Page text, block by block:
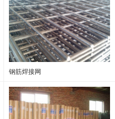
钢筋焊接网